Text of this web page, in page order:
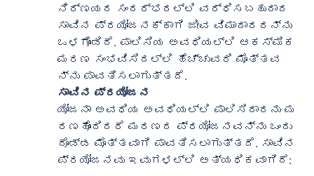
ನಿರ್ಣಯದ ಸಂದರ್ಭದಲ್ಲಿ ವರ್ಧಿಸಬಹುದಾದ
ಸಾವಿನ ಪ್ರಯೋಜನಕ್ಕಾಗಿ ಜೀವ ವಿಮಾದಾರರನ್ನು
ಒಳಗೊಂಡಿದೆ. ಪಾಲಿಸಿಯ ಅವಧಿಯಲ್ಲಿ ಆಕಸ್ಮಿಕ
ಮರಣ ಸಂಭವಿಸಿದಲ್ಲಿ ಹೆಚ್ಚುವರಿ ಮೊತ್ತವ
ನ್ನು ಪಾವತಿಸಲಾಗುತ್ತದೆ.
ಸಾವಿನ ಪ್ರಯೋಜನ
ಯೋಜನಾ ಅವಧಿಯ ಅವಧಿಯಲ್ಲಿ ಪಾಲಿಸಿದಾರನು ಮ
ರಣಹೊಂದಿದರೆ ಮರಣದ ಪ್ರಯೋಜನವನ್ನು ಒಂದು
ದೊಡ್ಡ ಮೊತ್ತವಾಗಿ ಪಾವತಿಸಲಾಗುತ್ತದೆ. ಸಾವಿನ
ಪ್ರಯೋಜನವು ಇವುಗಳಲ್ಲಿ ಅತ್ಯಧಿಕವಾಗಿದೆ: